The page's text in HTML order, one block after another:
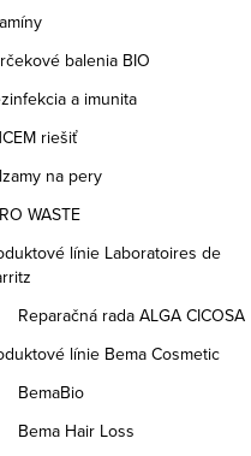
balenia BIO
a imunita
riešiť
na pery
WASTE
línie Laboratoires de
Reparačná rada ALGA CICOSA
línie Bema Cosmetic
BemaBio
Bema Hair Loss